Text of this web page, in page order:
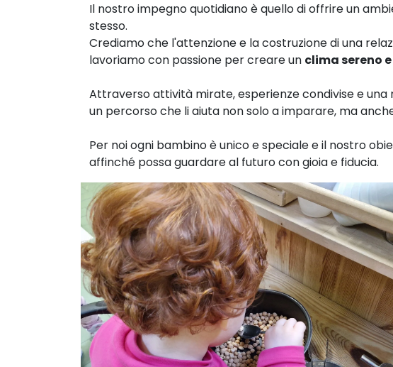
Il nostro impegno quotidiano è quello di offrire un
stesso.
Crediamo che l'attenzione e la costruzione di una
lavoriamo con passione per creare un clima sereno
Attraverso attività mirate, esperienze condivise e
un percorso che li aiuta non solo a imparare, ma
Per noi ogni bambino è unico e speciale e il nostro
affinché possa guardare al futuro con gioia e fiducia.